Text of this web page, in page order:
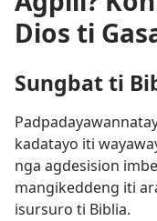
Dios ti
Sungbat ti
kadatayo iti
nga agdesision
mangikeddeng iti
isursuro ti Biblia.